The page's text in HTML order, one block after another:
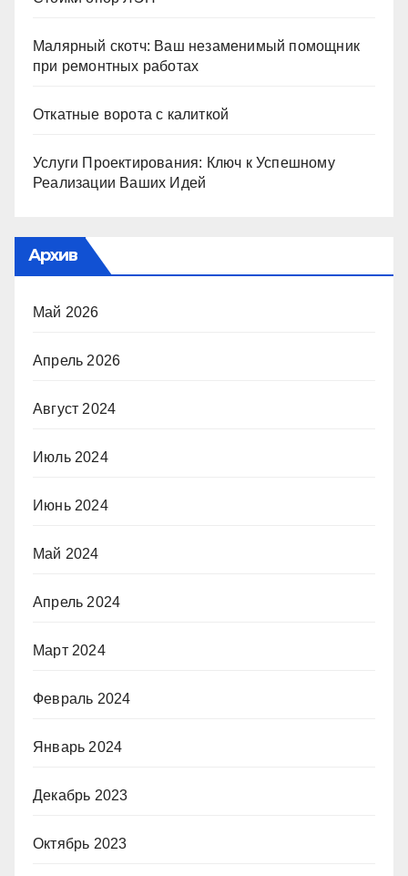
Малярный скотч: Ваш незаменимый помощник
при ремонтных работах
Откатные ворота с калиткой
Услуги Проектирования: Ключ к Успешному
Реализации Ваших Идей
Архив
Май 2026
Апрель 2026
Август 2024
Июль 2024
Июнь 2024
Май 2024
Апрель 2024
Март 2024
Февраль 2024
Январь 2024
Декабрь 2023
Октябрь 2023